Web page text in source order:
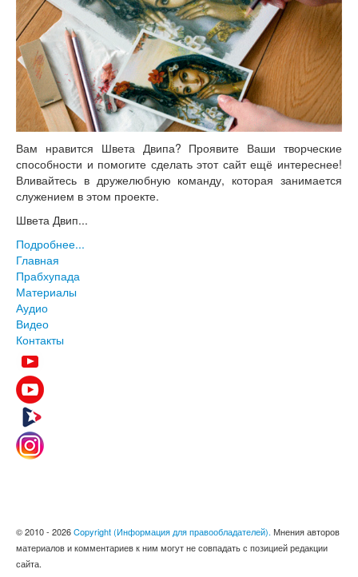
Вам нравится Швета Двипа? Проявите Ваши творческие
способности и помогите сделать этот сайт ещё интереснее!
Вливайтесь в дружелюбную команду, которая занимается
служением в этом проекте.
Швета Двип...
Подробнее...
Главная
Прабхупада
Материалы
Аудио
Видео
Контакты
© 2010 - 2026Copyright (Информация для правообладателей). Мнения авторов
материалов и комментариев к ним могут не совпадать с позицией редакции
сайта.